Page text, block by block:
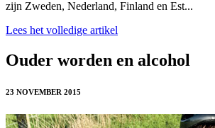
zijn Zweden, Nederland, Finland en Est...
Lees het volledige artikel
Ouder worden en alcohol
23 NOVEMBER 2015